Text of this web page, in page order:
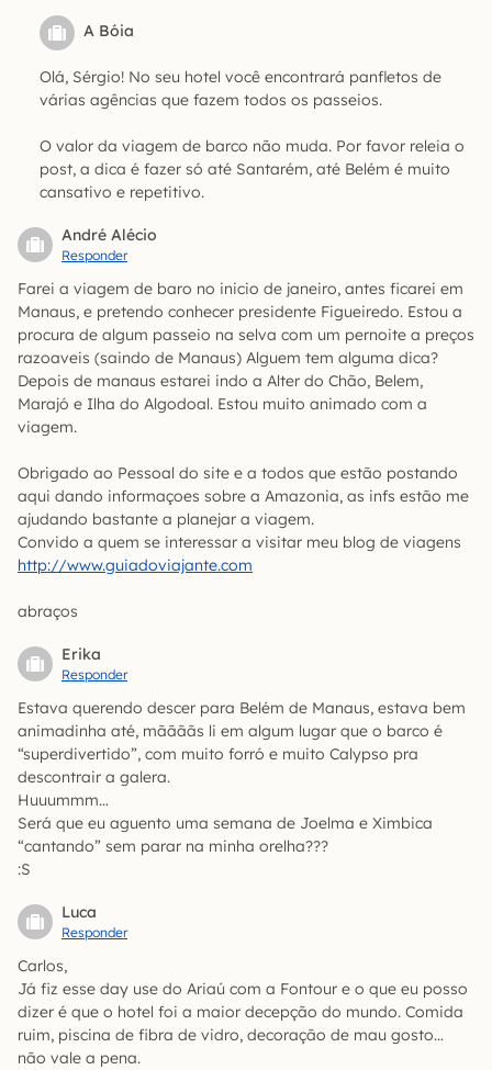
A Bóia
Olá, Sérgio! No seu hotel você encontrará panfletos de
várias agências que fazem todos os passeios.
O valor da viagem de barco não muda. Por favor releia o
post, a dica é fazer só até Santarém, até Belém é muito
cansativo e repetitivo.
André Alécio
Responder
Farei a viagem de baro no inicio de janeiro, antes ficarei em
Manaus, e pretendo conhecer presidente Figueiredo. Estou a
procura de algum passeio na selva com um pernoite a preços
razoaveis (saindo de Manaus) Alguem tem alguma dica?
Depois de manaus estarei indo a Alter do Chão, Belem,
Marajó e Ilha do Algodoal. Estou muito animado com a
viagem.
Obrigado ao Pessoal do site e a todos que estão postando
aqui dando informaçoes sobre a Amazonia, as infs estão me
ajudando bastante a planejar a viagem.
Convido a quem se interessar a visitar meu blog de viagens
http://www.guiadoviajante.com
abraços
Erika
Responder
Estava querendo descer para Belém de Manaus, estava bem
animadinha até, mããããs li em algum lugar que o barco é
“superdivertido”, com muito forró e muito Calypso pra
descontrair a galera.
Huuummm…
Será que eu aguento uma semana de Joelma e Ximbica
“cantando” sem parar na minha orelha???
:S
Luca
Responder
Carlos,
Já fiz esse day use do Ariaú com a Fontour e o que eu posso
dizer é que o hotel foi a maior decepção do mundo. Comida
ruim, piscina de fibra de vidro, decoração de mau gosto…
não vale a pena.